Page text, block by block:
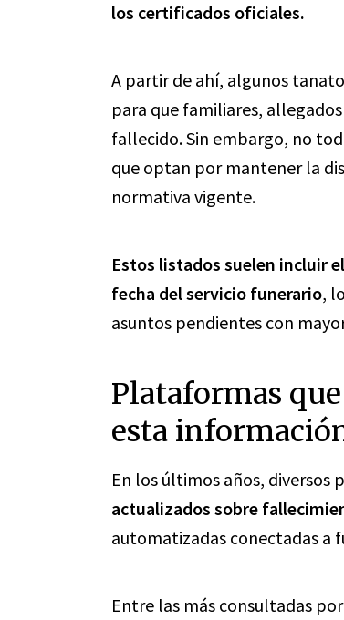
los certificados oficiales.
A partir de ahí, algunos
para que familiares,
fallecido. Sin embargo, no
que optan por mantener la
normativa vigente.
Estos listados suelen incluir
fecha del servicio funerario,
asuntos pendientes con
Plataformas
esta
En los últimos años, diversos
actualizados sobre
automatizadas conectadas a
Entre las más consultadas